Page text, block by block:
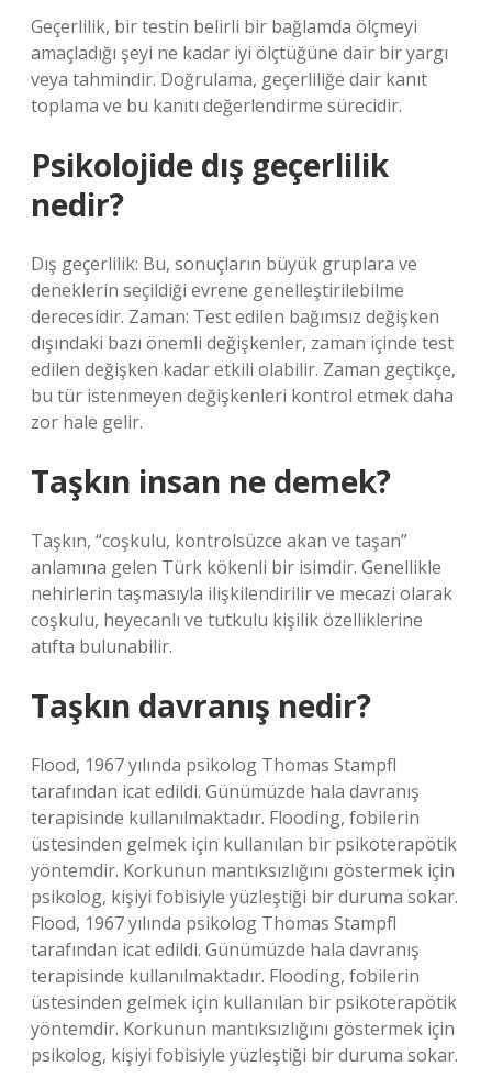
Geçerlilik, bir testin belirli bir bağlamda ölçmeyi
amaçladığı şeyi ne kadar iyi ölçtüğüne dair bir yargı
veya tahmindir. Doğrulama, geçerliliğe dair kanıt
toplama ve bu kanıtı değerlendirme sürecidir.
Psikolojide dış geçerlilik
nedir?
Dış geçerlilik: Bu, sonuçların büyük gruplara ve
deneklerin seçildiği evrene genelleştirilebilme
derecesidir. Zaman: Test edilen bağımsız değişken
dışındaki bazı önemli değişkenler, zaman içinde test
edilen değişken kadar etkili olabilir. Zaman geçtikçe,
bu tür istenmeyen değişkenleri kontrol etmek daha
zor hale gelir.
Taşkın insan ne demek?
Taşkın, “coşkulu, kontrolsüzce akan ve taşan”
anlamına gelen Türk kökenli bir isimdir. Genellikle
nehirlerin taşmasıyla ilişkilendirilir ve mecazi olarak
coşkulu, heyecanlı ve tutkulu kişilik özelliklerine
atıfta bulunabilir.
Taşkın davranış nedir?
Flood, 1967 yılında psikolog Thomas Stampfl
tarafından icat edildi. Günümüzde hala davranış
terapisinde kullanılmaktadır. Flooding, fobilerin
üstesinden gelmek için kullanılan bir psikoterapötik
yöntemdir. Korkunun mantıksızlığını göstermek için
psikolog, kişiyi fobisiyle yüzleştiği bir duruma sokar.
Flood, 1967 yılında psikolog Thomas Stampfl
tarafından icat edildi. Günümüzde hala davranış
terapisinde kullanılmaktadır. Flooding, fobilerin
üstesinden gelmek için kullanılan bir psikoterapötik
yöntemdir. Korkunun mantıksızlığını göstermek için
psikolog, kişiyi fobisiyle yüzleştiği bir duruma sokar.